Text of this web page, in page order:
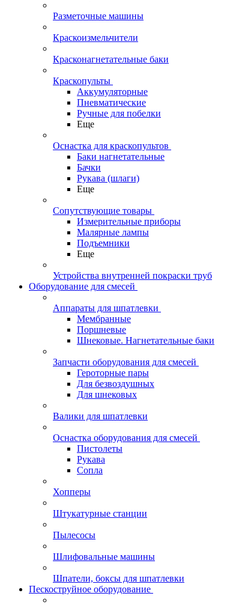
Разметочные машины
Краскоизмельчители
Красконагнетательные баки
Краскопульты
Аккумуляторные
Пневматические
Ручные для побелки
Еще
Оснастка для краскопультов
Баки нагнетательные
Бачки
Рукава (шлаги)
Еще
Сопутствующие товары
Измерительные приборы
Малярные лампы
Подъемники
Еще
Устройства внутренней покраски труб
Оборудование для смесей
Аппараты для шпатлевки
Мембранные
Поршневые
Шнековые. Нагнетательные баки
Запчасти оборудования для смесей
Героторные пары
Для безвоздушных
Для шнековых
Валики для шпатлевки
Оснастка оборудования для смесей
Пистолеты
Рукава
Сопла
Хопперы
Штукатурные станции
Пылесосы
Шлифовальные машины
Шпатели, боксы для шпатлевки
Пескоструйное оборудование